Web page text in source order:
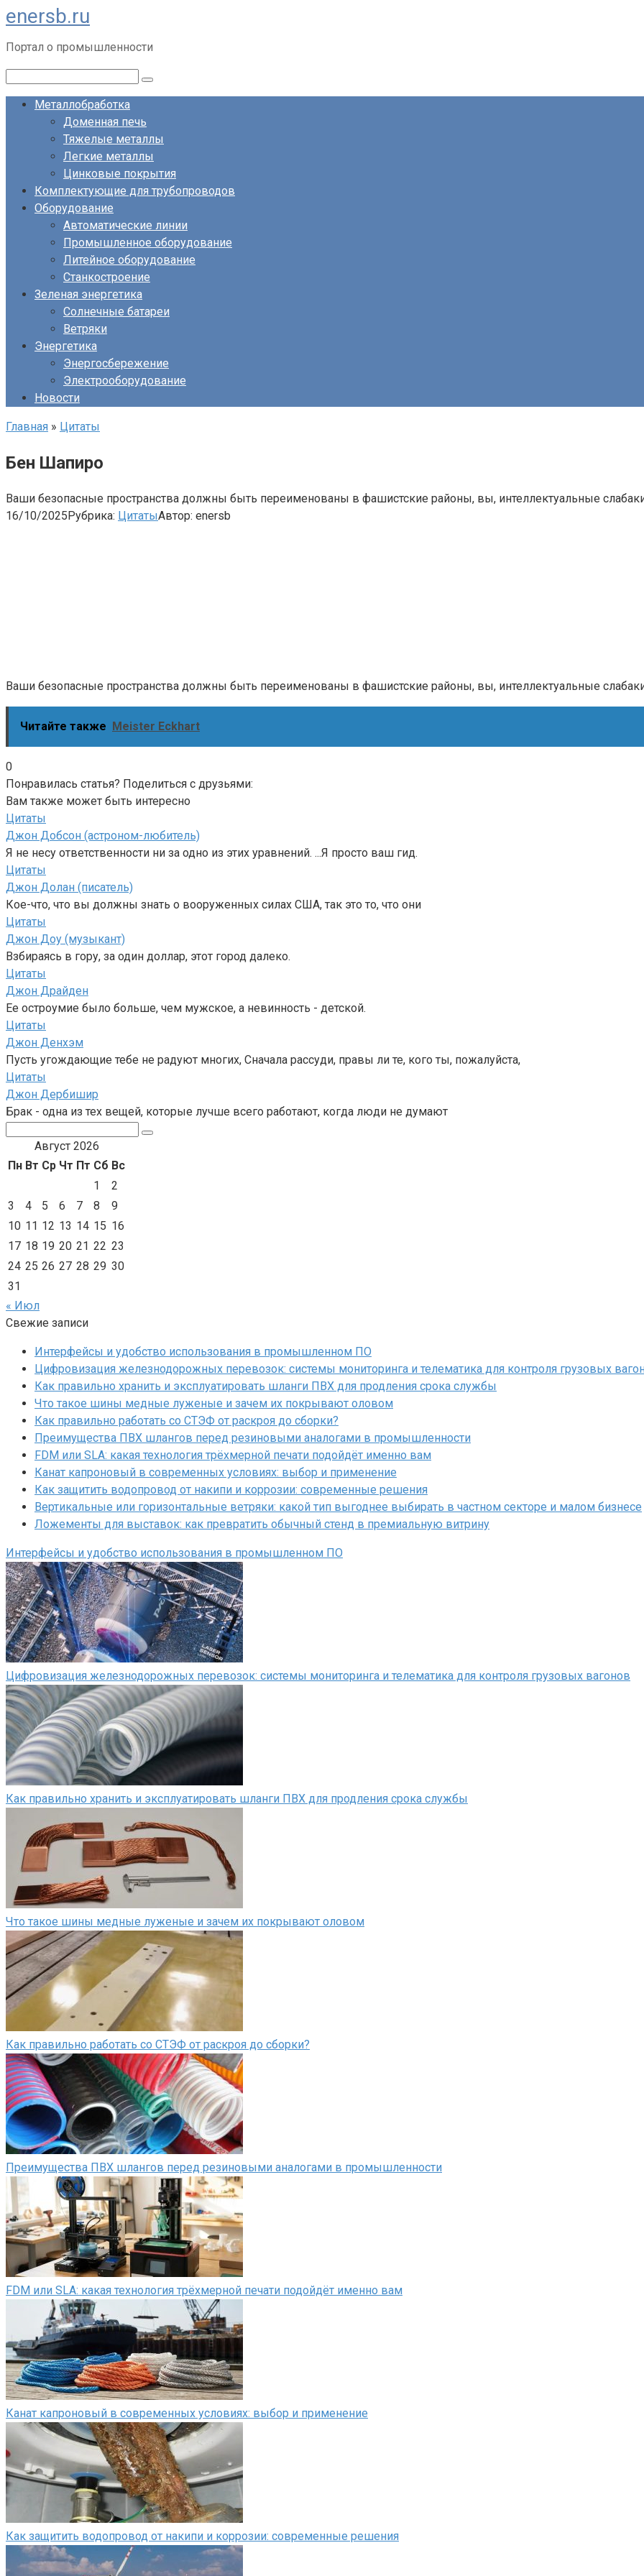
Перейти
к
контенту
enersb.ru
Портал о промышленности
Металлобработка
Доменная печь
Тяжелые металлы
Легкие металлы
Цинковые покрытия
Комплектующие для трубопроводов
Оборудование
Автоматические линии
Промышленное оборудование
Литейное оборудование
Станкостроение
Зеленая энергетика
Солнечные батареи
Ветряки
Энергетика
Энергосбережение
Электрооборудование
Новости
Главная » Цитаты
Бен Шапиро
Ваши безопасные пространства должны быть переименованы в фашистские районы, вы, интеллектуальные
16/10/2025Рубрика: ЦитатыАвтор: enersb
Ваши безопасные пространства должны быть переименованы в фашистские районы, вы, интеллектуальные
Читайте также Meister Eckhart
0
Понравилась статья? Поделиться с друзьями:
Вам также может быть интересно
Цитаты
Джон Добсон (астроном-любитель)
Я не несу ответственности ни за одно из этих уравнений. ...Я просто ваш гид.
Цитаты
Джон Долан (писатель)
Кое-что, что вы должны знать о вооруженных силах США, так это то, что они
Цитаты
Джон Доу (музыкант)
Взбираясь в гору, за один доллар, этот город далеко.
Цитаты
Джон Драйден
Ее остроумие было больше, чем мужское, а невинность - детской.
Цитаты
Джон Денхэм
Пусть угождающие тебе не радуют многих, Сначала рассуди, правы ли те, кого ты, пожалуйста,
Цитаты
Джон Дербишир
Брак - одна из тех вещей, которые лучше всего работают, когда люди не думают
Август 2026
Пн Вт Ср Чт Пт Сб Вс
1
2
3
4 5 6 7 8
9
10 11 12 13 14 15 16
17 18 19 20 21 22 23
24 25 26 27 28 29 30
31
« Июл
Свежие записи
Интерфейсы и удобство использования в промышленном ПО
Цифровизация железнодорожных перевозок: системы мониторинга и телематика для контроля грузовых
Как правильно хранить и эксплуатировать шланги ПВХ для продления срока службы
Что такое шины медные луженые и зачем их покрывают оловом
Как правильно работать со СТЭФ от раскроя до сборки?
Преимущества ПВХ шлангов перед резиновыми аналогами в промышленности
FDM или SLA: какая технология трёхмерной печати подойдёт именно вам
Канат капроновый в современных условиях: выбор и применение
Как защитить водопровод от накипи и коррозии: современные решения
Вертикальные или горизонтальные ветряки: какой тип выгоднее выбирать в частном секторе и малом бизнесе
Ложементы для выставок: как превратить обычный стенд в премиальную витрину
Интерфейсы и удобство использования в промышленном ПО
Цифровизация железнодорожных перевозок: системы мониторинга и телематика для контроля грузовых вагонов
Как правильно хранить и эксплуатировать шланги ПВХ для продления срока службы
Что такое шины медные луженые и зачем их покрывают оловом
Как правильно работать со СТЭФ от раскроя до сборки?
Преимущества ПВХ шлангов перед резиновыми аналогами в промышленности
FDM или SLA: какая технология трёхмерной печати подойдёт именно вам
Канат капроновый в современных условиях: выбор и применение
Как защитить водопровод от накипи и коррозии: современные решения